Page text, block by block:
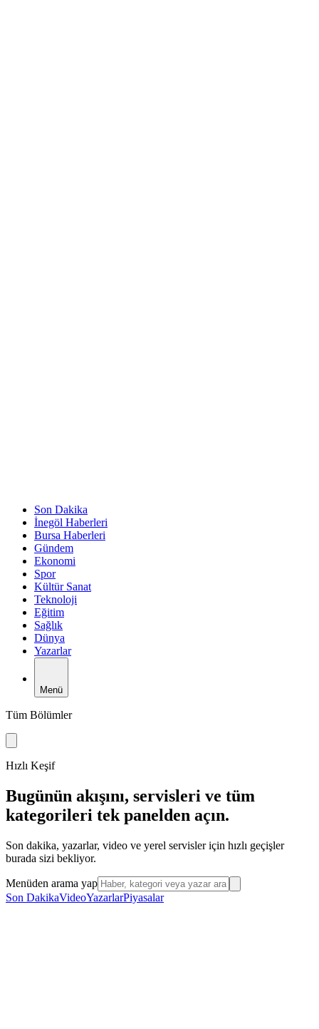
Son Dakika
İnegöl Haberleri
Bursa Haberleri
Gündem
Ekonomi
Spor
Kültür Sanat
Teknoloji
Eğitim
Sağlık
Dünya
Yazarlar
Menü
Tüm Bölümler
Hızlı Keşif
Bugünün akışını, servisleri ve tüm
kategorileri tek panelden açın.
Son dakika, yazarlar, video ve yerel servisler için hızlı geçişler
burada sizi bekliyor.
Menüden arama yap
Son DakikaVideoYazarlarPiyasalar